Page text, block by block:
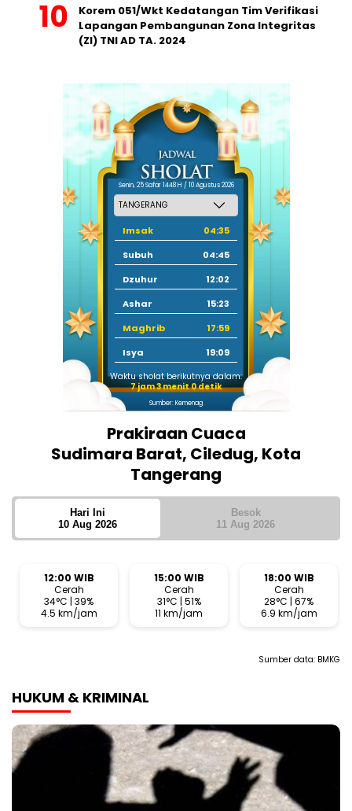
Korem 051/Wkt Kedatangan Tim Verifikasi
Lapangan Pembangunan Zona Integritas
(ZI) TNI AD TA. 2024
Senin, 25 Safar 1448 H / 10 Agustus 2026
Imsak
04:35
Subuh
04:45
Dzuhur
12:02
Ashar
15:23
Maghrib
17:59
Isya
19:09
Waktu sholat berikutnya dalam:
7 jam 3 menit 0 detik
Sumber: Kemenag
Prakiraan Cuaca
Sudimara Barat, Ciledug, Kota
Tangerang
Hari Ini
10 Aug 2026
Besok
11 Aug 2026
12:00 WIB
Cerah
34°C | 39%
4.5 km/jam
15:00 WIB
Cerah
31°C | 51%
11 km/jam
18:00 WIB
Cerah
28°C | 67%
6.9 km/jam
Sumber data: BMKG
HUKUM & KRIMINAL